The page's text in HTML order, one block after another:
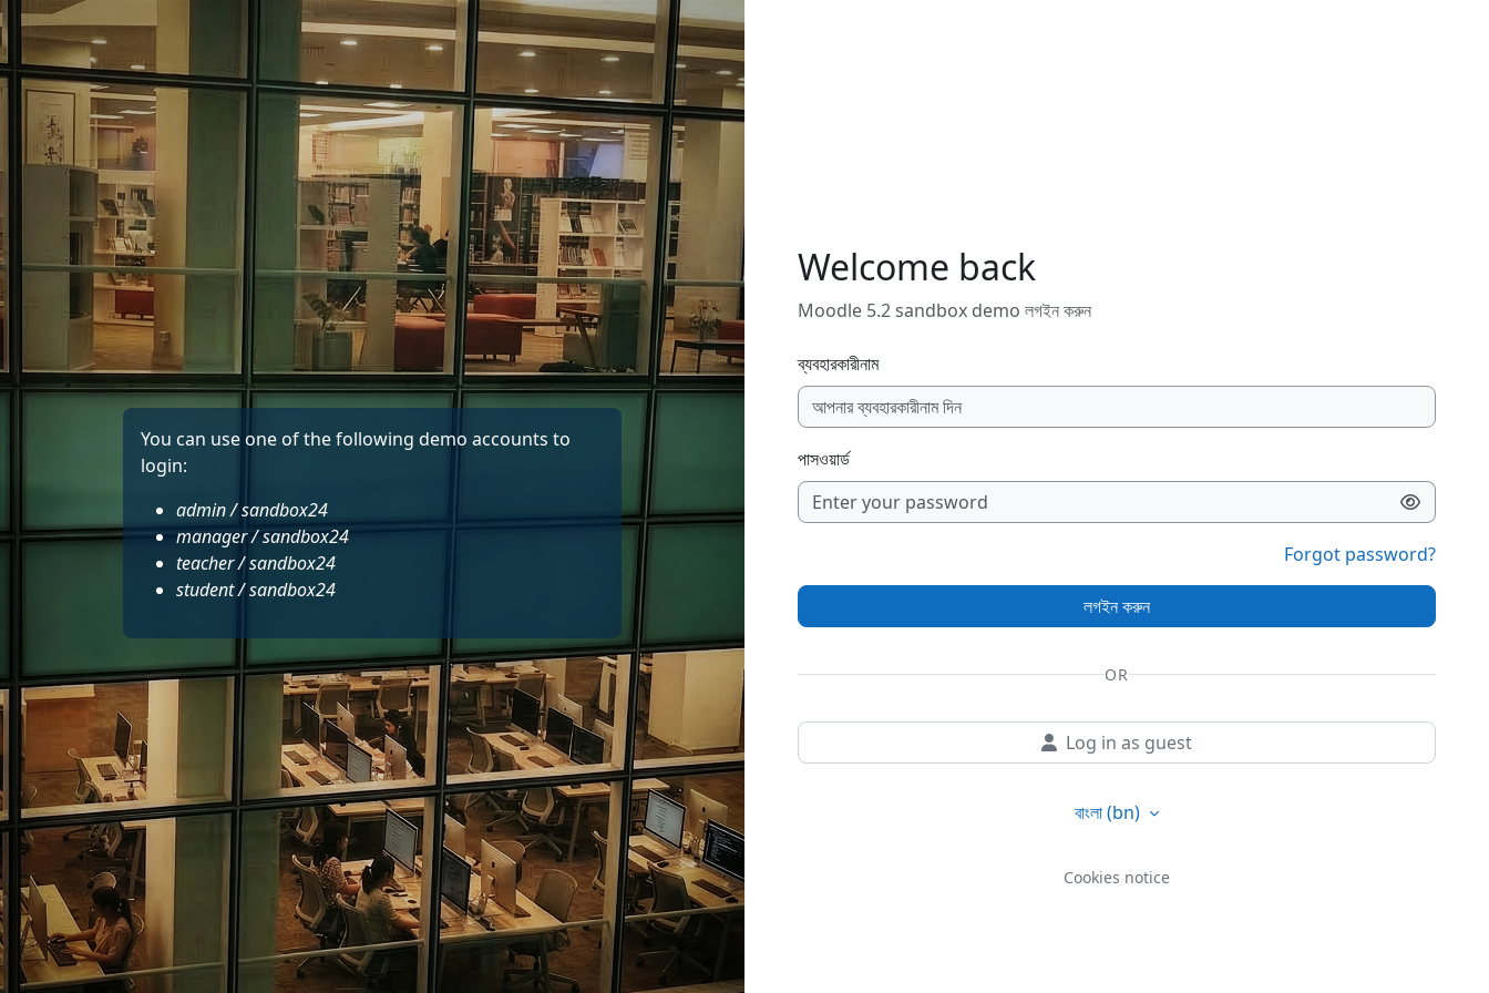
মাইন্ কনটেন্ট বাদ দিন
You can use one of the following demo accounts to
login:
admin / sandbox24
manager / sandbox24
teacher / sandbox24
student / sandbox24
Welcome back
Moodle 5.2 sandbox demo লগইন করুন
ব্যবহারকারীনাম
পাসওয়ার্ড
Forgot password?
লগইন করুন
OR
Log in as guest
বাংলা ‎(bn)‎
Cookies notice